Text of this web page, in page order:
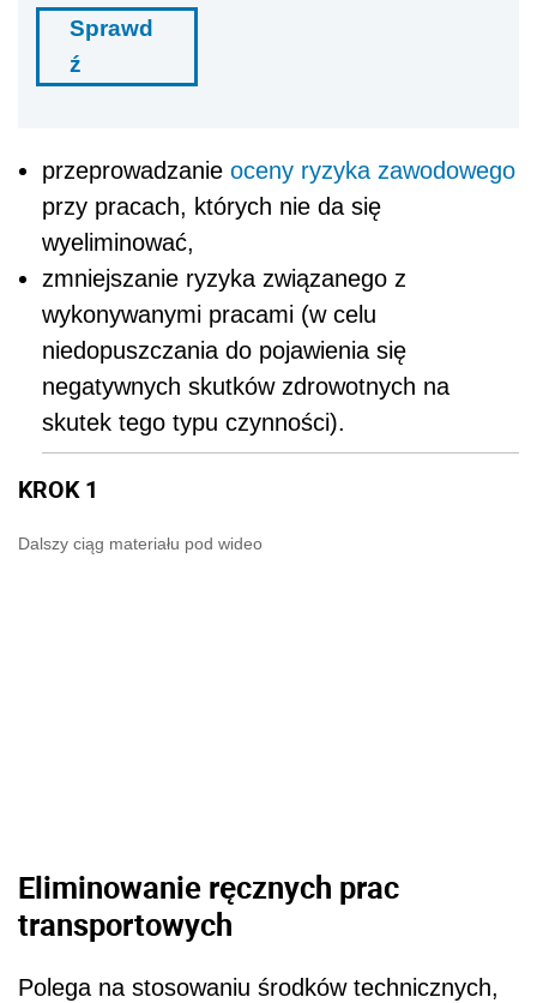
Sprawd
ź
przeprowadzanie oceny ryzyka zawodowego
przy pracach, których nie da się
wyeliminować,
zmniejszanie ryzyka związanego z
wykonywanymi pracami (w celu
niedopuszczania do pojawienia się
negatywnych skutków zdrowotnych na
skutek tego typu czynności).
KROK 1
Dalszy ciąg materiału pod wideo
Eliminowanie ręcznych prac
transportowych
Polega na stosowaniu środków technicznych,